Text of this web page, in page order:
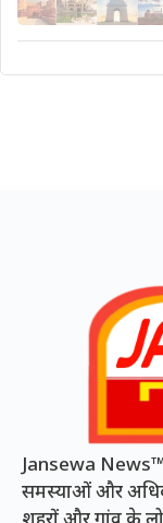
Jansewa News™
समस्याओं और